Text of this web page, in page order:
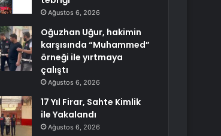
Ağustos 6, 2026
Oğuzhan Uğur, hakimin
karşısında “Muhammed”
örneği ile yırtmaya
çalıştı
Ağustos 6, 2026
17 Yıl Firar, Sahte Kimlik
ile Yakalandı
Ağustos 6, 2026